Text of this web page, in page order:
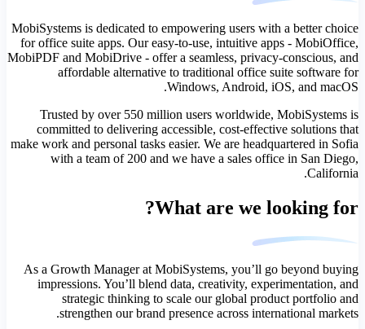
MobiSystems is dedicated to empowering users with a better choice
for office suite apps. Our easy-to-use, intuitive apps - MobiOffice,
MobiPDF and MobiDrive - offer a seamless, privacy-conscious, and
affordable alternative to traditional office suite software for
Windows, Android, iOS, and macOS.
Trusted by over 550 million users worldwide, MobiSystems is
committed to delivering accessible, cost-effective solutions that
make work and personal tasks easier. We are headquartered in Sofia
with a team of 200 and we have a sales office in San Diego,
California.
What are we looking for?
As a Growth Manager at MobiSystems, you’ll go beyond buying
impressions. You’ll blend data, creativity, experimentation, and
strategic thinking to scale our global product portfolio and
strengthen our brand presence across international markets.